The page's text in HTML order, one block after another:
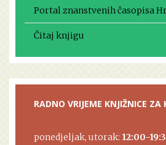
Portal znanstvenih časopisa
Čitaj knjigu
RADNO VRIJEME KNJIŽNICE ZA
ponedjeljak, utorak: 12:00-